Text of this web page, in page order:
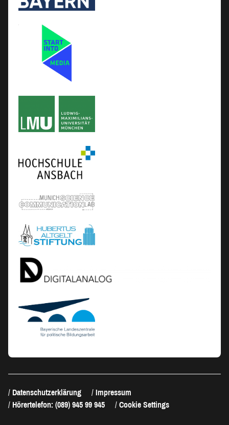
Datenschutzerklärung
Impressum
Hörertelefon: (089) 945 99 945
Cookie Settings